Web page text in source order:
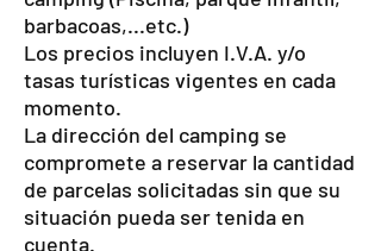
barbacoas,...etc.)
Los precios incluyen I.V.A. y/o
tasas turísticas vigentes en cada
momento.
La dirección del camping se
compromete a reservar la cantidad
de parcelas solicitadas sin que su
situación pueda ser tenida en
cuenta.